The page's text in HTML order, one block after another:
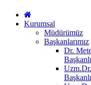
Kurumsal
Müdürümüz
Başkanlarımız
Dr.